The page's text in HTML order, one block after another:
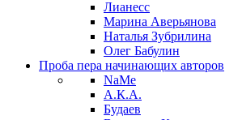
Лианесс
Марина Аверьянова
Наталья Зубрилина
Олег Бабулин
Проба пера начинающих авторов
NaMe
А.К.А.
Будаев